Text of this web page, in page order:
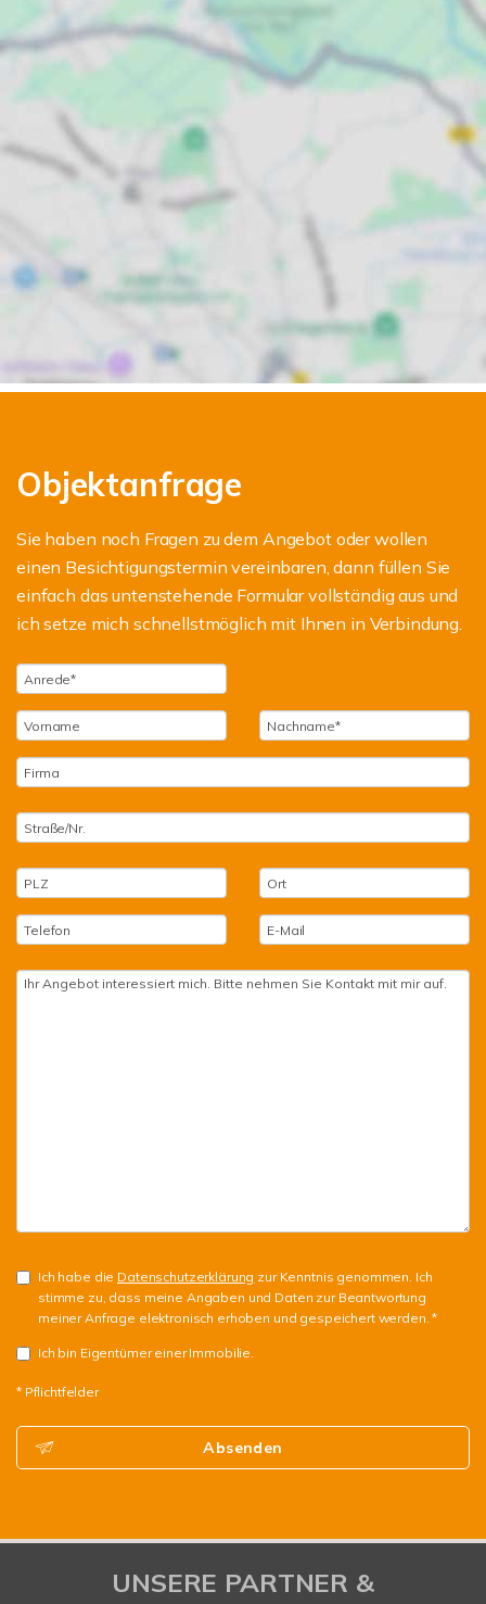
Objektanfrage
Sie haben noch Fragen zu dem Angebot oder wollen
einen Besichtigungstermin vereinbaren, dann füllen Sie
einfach das untenstehende Formular vollständig aus und
ich setze mich schnellstmöglich mit Ihnen in Verbindung.
Ich habe die Datenschutzerklärung zur Kenntnis genommen. Ich
stimme zu, dass meine Angaben und Daten zur Beantwortung
meiner Anfrage elektronisch erhoben und gespeichert werden. *
Ich bin Eigentümer einer Immobilie.
* Pflichtfelder
Absenden
UNSERE PARTNER &